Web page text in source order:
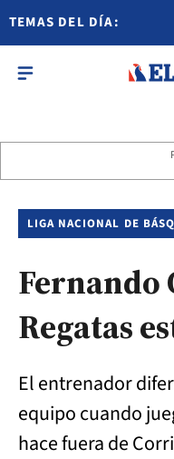
TEMAS DEL DÍA:
LIGA NACIONAL DE
Fernando
Regatas
El entrenador
equipo cuando
hace fuera de